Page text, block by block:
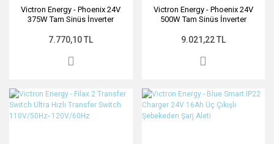
Victron Energy - Phoenix 24V
375W Tam Sinüs İnverter
7.770,10 TL
Victron Energy - Phoenix 24V
500W Tam Sinüs İnverter
9.021,22 TL